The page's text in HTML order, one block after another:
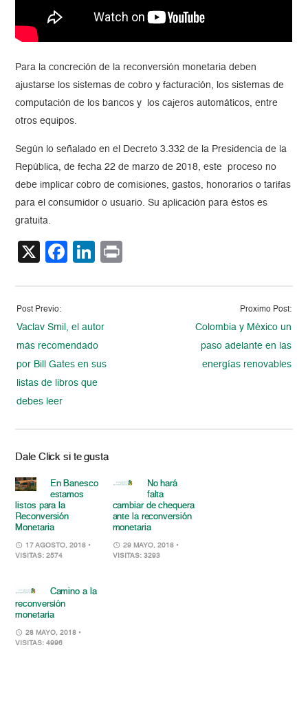
Para la concreción de la reconversión monetaria deben
ajustarse los sistemas de cobro y facturación, los sistemas de
computación de los bancos y los cajeros automáticos, entre
otros equipos.
Según lo señalado en el Decreto 3.332 de la Presidencia de la
República, de fecha 22 de marzo de 2018, este proceso no
debe implicar cobro de comisiones, gastos, honorarios o tarifas
para el consumidor o usuario. Su aplicación para éstos es
gratuita.
X Facebook
LinkedIn
Post Previo:
Vaclav Smil, el autor
más recomendado
por Bill Gates en sus
listas de libros que
debes leer
Proximo Post:
Colombia y México un
paso adelante en las
energías renovables
Dale Click si te gusta
En Banesco
estamos
listos para la
Reconversión
Monetaria
17 AGOSTO, 2018 •
VISITAS: 2574
No hará
falta
cambiar de chequera
ante la reconversión
monetaria
29 MAYO, 2018 •
VISITAS: 3293
Camino a la
reconversión
monetaria
28 MAYO, 2018 •
VISITAS: 4996